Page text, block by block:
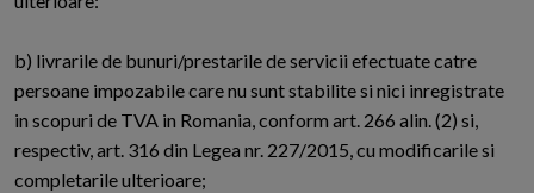
b) livrarile de bunuri/prestarile de servicii efectuate catre
persoane impozabile care nu sunt stabilite si nici inregistrate
in scopuri de TVA in Romania, conform art. 266 alin. (2) si,
respectiv, art. 316 din Legea nr. 227/2015, cu modificarile si
completarile ulterioare;